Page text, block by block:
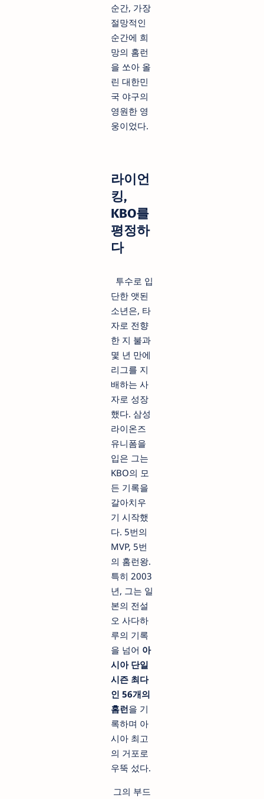
순간, 가장
절망적인
순간에 희
망의 홈런
을 쏘아 올
린 대한민
국 야구의
영원한 영
웅이었다.
라이언
킹,
KBO를
평정하
다
투수로 입
단한 앳된
소년은, 타
자로 전향
한 지 불과
몇 년 만에
리그를 지
배하는 사
자로 성장
했다. 삼성
라이온즈
유니폼을
입은 그는
KBO의 모
든 기록을
갈아치우
기 시작했
다. 5번의
MVP, 5번
의 홈런왕.
특히 2003
년, 그는 일
본의 전설
오 사다하
루의 기록
을 넘어 아
시아 단일
시즌 최다
인 56개의
홈런을 기
록하며 아
시아 최고
의 거포로
우뚝 섰다.
그의 부드